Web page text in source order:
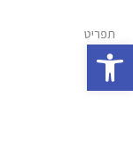
תפריט
פתח סרגל נגישות